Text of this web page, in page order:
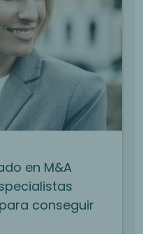
en M&A
conseguir